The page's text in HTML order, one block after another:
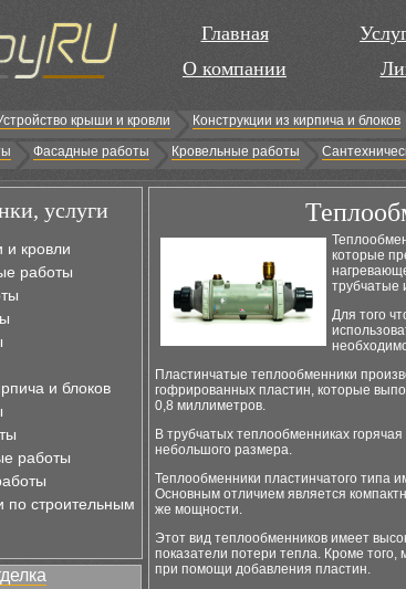
Главная
О компании
крыши и кровли Конструкции из кирпича и блоков
Фасадные работы Кровельные работы
услуги
и кровли
работы
и блоков
работы
по строительным
которые
трубчатые
Для того
Пластинчатые теплообменники
гофрированных пластин, которые
0,8 миллиметров.
В трубчатых теплообменниках
небольшого размера.
Теплообменники пластинчатого типа
Основным отличием является
же мощности.
Этот вид теплообменников имеет
показатели потери тепла. Кроме
при помощи добавления пластин.